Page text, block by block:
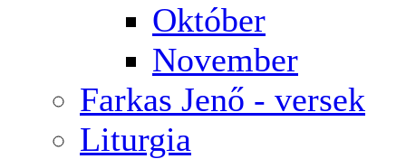
Október
November
Farkas Jenő - versek
Liturgia